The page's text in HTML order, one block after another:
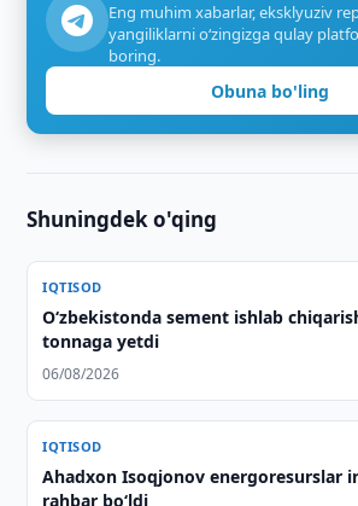
Eng muhim xabarlar, eksklyuziv
yangiliklarni o‘zingizga qulay
boring.
Obuna bo'ling
Shuningdek o'qing
IQTISOD
O‘zbekistonda sement ishlab
tonnaga yetdi
06/08/2026
IQTISOD
Ahadxon Isoqjonov energoresurslar
rahbar bo‘ldi